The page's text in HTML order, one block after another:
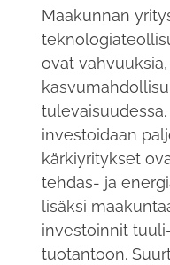
Maakunnan
ovat
investoidaan
kärkiyritykset
tehdas- ja
lisäksi
investoinnit
tuotantoon.